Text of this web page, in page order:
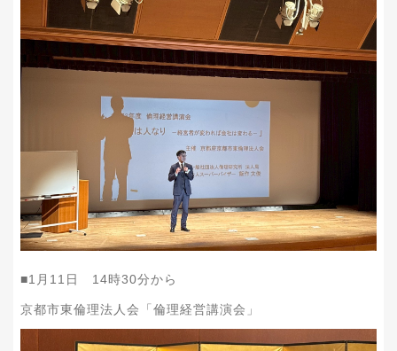
■1月11日 14時30分から
京都市東倫理法人会「倫理経営講演会」